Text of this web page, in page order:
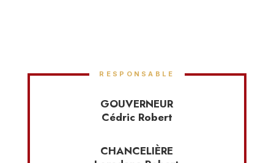
RESPONSABLE
GOUVERNEUR
Cédric Robert
CHANCELIÈRE